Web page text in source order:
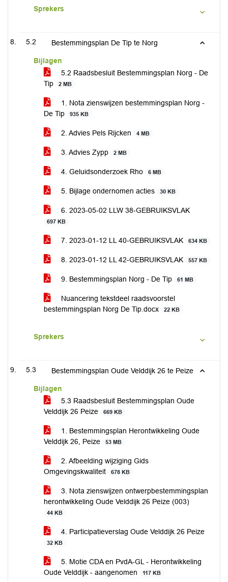
Sprekers
5.2 Bestemmingsplan De Tip te Norg
Bijlagen
5.2 Raadsbesluit Bestemmingsplan Norg - De
Tip
2 MB
1. Nota zienswijzen bestemmingsplan Norg -
De Tip
935 KB
2. Advies Pels Rijcken 4 MB
3. Advies Zypp 2 MB
4. Geluidsonderzoek Rho 6 MB
5. Bijlage ondernomen acties 30 KB
6. 2023-05-02 LLW 38-GEBRUIKSVLAK
697 KB
7. 2023-01-12 LL 40-GEBRUIKSVLAK 634 KB
8. 2023-01-12 LL 42-GEBRUIKSVLAK 557 KB
9. Bestemmingsplan Norg - De Tip 61 MB
Nuancering tekstdeel raadsvoorstel
bestemmingsplan Norg De Tip.docx
22 KB
Sprekers
5.3 Bestemmingsplan Oude Velddijk 26 te Peize
Bijlagen
5.3 Raadsbesluit Bestemmingsplan Oude
Velddijk 26 Peize
669 KB
1. Bestemmingsplan Herontwikkeling Oude
Velddijk 26, Peize
53 MB
2. Afbeelding wijziging Gids
Omgevingskwaliteit
678 KB
3. Nota zienswijzen ontwerpbestemmingsplan
herontwikkeling Oude Velddijk 26 Peize (003)
44 KB
4. Participatieverslag Oude Velddijk 26 Peize
32 KB
5. Motie CDA en PvdA-GL - Herontwikkeling
Oude Velddijk - aangenomen
117 KB